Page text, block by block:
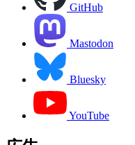
GitHub
Mastodon
Bluesky
YouTube